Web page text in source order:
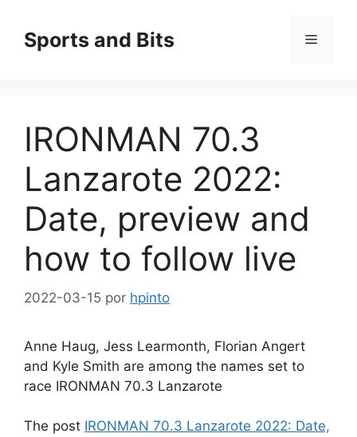
contenido
Sports and Bits Menú
IRONMAN 70.3
Lanzarote 2022:
Date, preview and
how to follow live
2022-03-15 por hpinto
Anne Haug, Jess Learmonth, Florian Angert
and Kyle Smith are among the names set to
race IRONMAN 70.3 Lanzarote
The post IRONMAN 70.3 Lanzarote 2022: Date,